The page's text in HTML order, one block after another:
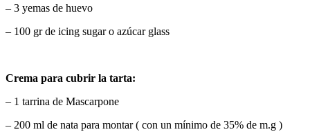
– 3 yemas de huevo
– 100 gr de icing sugar o azúcar glass
Crema para cubrir la tarta:
– 1 tarrina de Mascarpone
– 200 ml de nata para montar ( con un mínimo de 35% de m.g )